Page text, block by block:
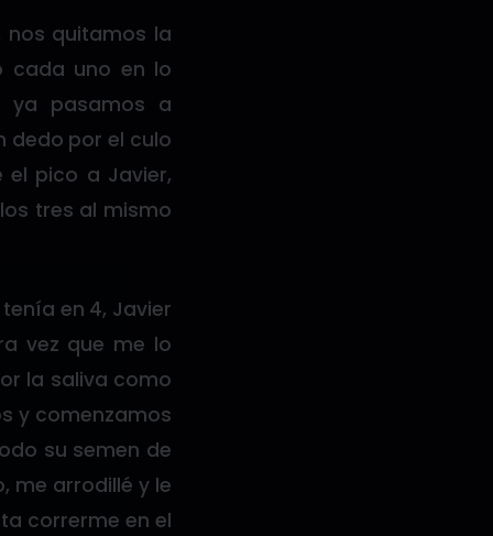
nos quitamos la
cada uno en lo
ya pasamos a
dedo por el culo
el pico a Javier,
tres al mismo
en 4, Javier
vez que me lo
la saliva como
y comenzamos
su semen de
me arrodillé y le
correrme en el